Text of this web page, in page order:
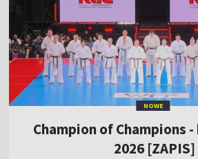
NOWE
Champion of Champions
2026 [ZAPIS]